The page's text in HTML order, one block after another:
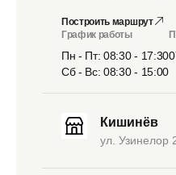
Построить маршрут
График работы
Пн - Пт: 08:30 - 17:30
Сб - Вс: 08:30 - 15:00
Кишинёв
ул. Узинелор